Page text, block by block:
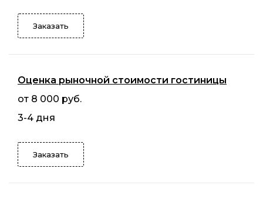
Заказать
Оценка рыночной стоимости гостиницы
от 8 000 руб.
3-4 дня
Заказать